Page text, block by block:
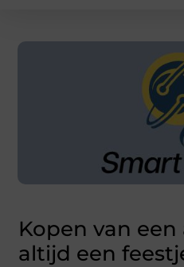
Kopen van
altijd een